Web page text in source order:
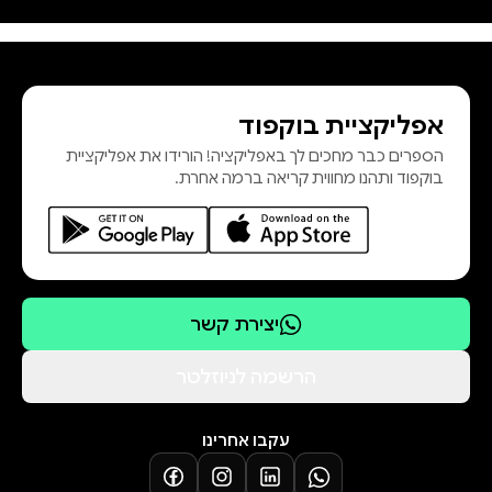
הם... מרתה הול קלי מעניקה לקוראים
הצצה ממקור ראשון לאחד הזיכרונות
הנוראים בהיסטוריה ומקימה אותו
לתחייה... התרגשתי עד דמעות." - סן
פרנסיסקו
אפליקציית בוקפוד
הספרים כבר מחכים לך באפליקציה! הורידו את אפליקציית
בוקפוד ותהנו מחווית קריאה ברמה אחרת.
יצירת קשר
עקבו אחרינו